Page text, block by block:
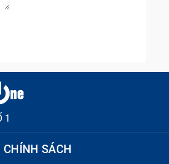
vân tay bám dính rất khó
thấy có những vùng chạm
1
CHÍNH SÁCH